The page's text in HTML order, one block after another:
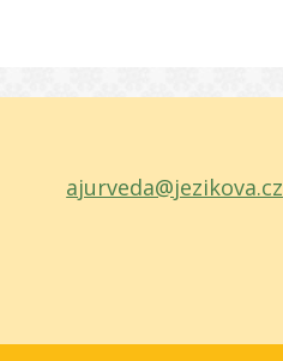
ajurveda@jezikova.cz